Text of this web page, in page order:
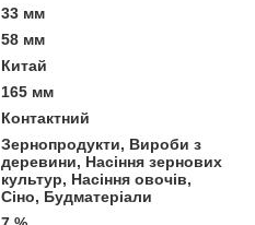
33 мм
58 мм
Китай
165 мм
Контактний
Зернопродукти, Вироби з
деревини, Насіння зернових
культур, Насіння овочів,
Сіно, Будматеріали